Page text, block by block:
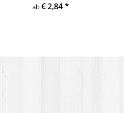
Querschnitten und
ab€ 2,84*